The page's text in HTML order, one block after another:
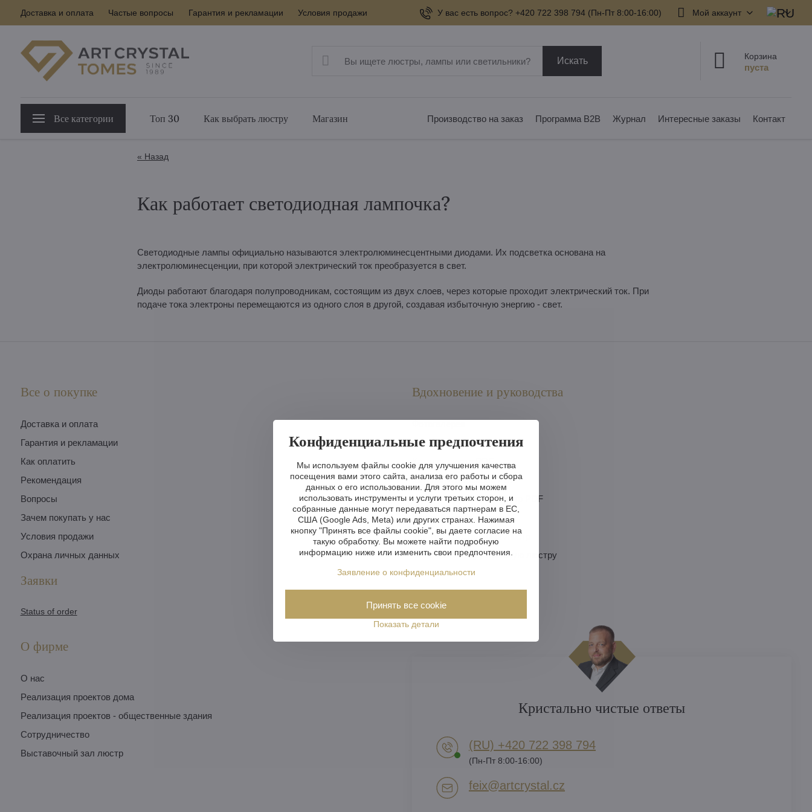
Доставка и оплата Частые вопросы Гарантия и рекламации Условия продажи У вас есть вопрос? +420 722 398 794​ (Пн-Пт 8:00-16:00) Мой аккаунт
Искать Корзина
Все категории Топ 30 Как выбрать люстру Магазин Производство на заказ Программа B2B Журнал Интересные заказы Контакт
« Назад
Как работает светодиодная лампочка?
Светодиодные лампы официально называются электролюминесцентными диодами. Их подсветка основана на
электролюминесценции, при которой электрический ток преобразуется в свет.
Диоды работают благодаря полупроводникам, состоящим из двух слоев, через которые проходит электрический ток. При
подаче тока электроны перемещаются из одного слоя в другой, создавая избыточную энергию - свет.
Все о покупке
Доставка и оплата
Гарантия и рекламации
Как оплатить
Pекомендация
Вопросы
Зачем покупать у нас
Условия продажи
Охрана личных данных
Заявки
Status of order
Вдохновение и руководства
Видеогалерея
Каталог интерьеров PDF
Каталог роскошных люстр PDF
Как выбрать люстру
Монтаж хрустальных люстр
Как очистить хрустальную люстру
О фирме
O нас
Pеализация проектов дома
Pеализация проектов - общественные здания
Сотрудничество
Выставочный зал люстр
Кристально чистые ответы
(RU) +420 722 398 794​
(Пн-Пт 8:00-16:00)
feix​@artcrystal​.cz
Конфиденциальные предпочтения
Мы используем файлы cookie для улучшения качества
посещения вами этого сайта, анализа его работы и сбора
данных о его использовании. Для этого мы можем
использовать инструменты и услуги третьих сторон, и
собранные данные могут передаваться партнерам в ЕС,
США (Google Ads, Meta) или других странах. Нажимая
кнопку "Принять все файлы cookie", вы даете согласие на
такую обработку. Вы можете найти подробную
информацию ниже или изменить свои предпочтения.
Заявление о конфиденциальности
Показать детали
Принять все cookie